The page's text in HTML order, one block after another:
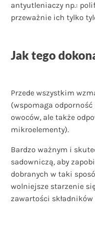
antyutleniaczy np.:
przeważnie ich tylko
Jak tego
Przede wszystkim
(wspomaga
owoców, ale także
mikroelementy).
Bardzo ważnym i
sadowniczą, aby
dobranych w taki
wolniejsze starzenie
zawartości